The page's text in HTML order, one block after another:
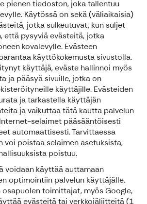
pienen tiedoston, joka tallentuu
Käytössä on sekä (väliaikaisia)
jotka sulkeutuvat, kun suljet
että pysyviä evästeitä, jotka
kovalevylle. Evästeen
käyttökokemusta sivustolla.
käyttäjä, eväste hallinnoi myös
ja pääsyä sivuille, jotka on
käyttäjille. Evästeiden
ja tarkastella käyttäjän
ja vaikuttaa tätä kautta palvelun
selaimet pääsääntöisesti
automaattisesti. Tarvittaessa
voi poistaa selaimen asetuksista,
poistuu.
voidaan käyttää auttamaan
optimointiin palvelun käyttäjälle.
toimittajat, myös Google,
evästeitä tai verkkojäljitteitä (1